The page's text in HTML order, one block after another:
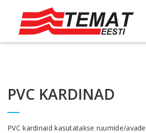
PVC KARDINAD
PVC kardinaid kasutatakse ruumide/